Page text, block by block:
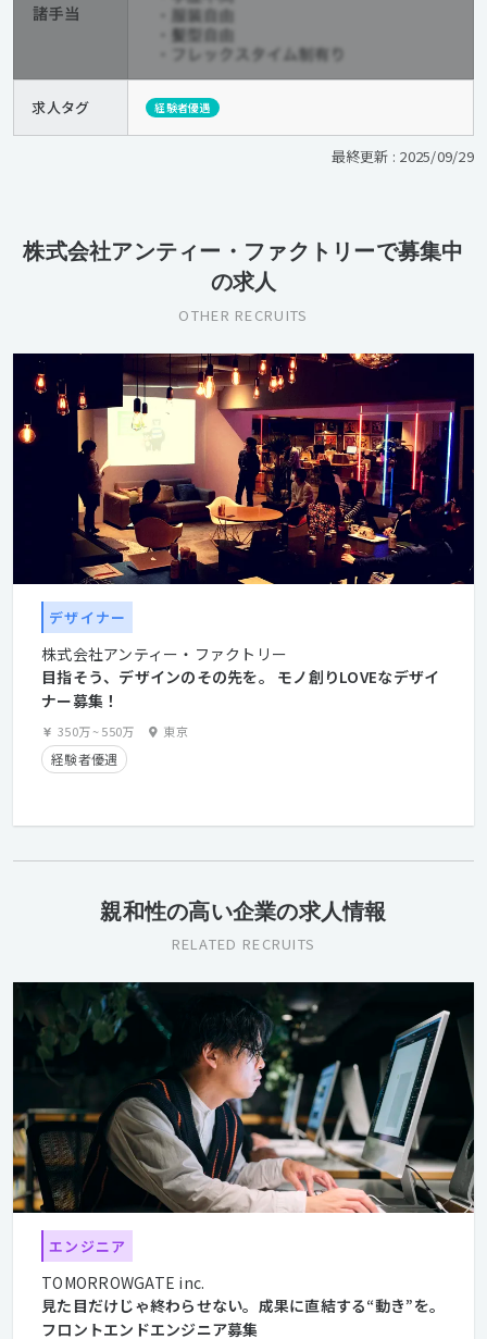
求人タグ 経験者優遇
最終更新 : 2025/09/29
株式会社アンティー・ファクトリーで募集中
の求人
OTHER RECRUITS
デザイナー
株式会社アンティー・ファクトリー
目指そう、デザインのその先を。 モノ創りLOVEなデザイ
ナー募集！
350万~550万 東京
経験者優遇
親和性の高い企業の求人情報
RELATED RECRUITS
エンジニア
TOMORROWGATE inc.
見た目だけじゃ終わらせない。成果に直結する“動き”を。
フロントエンドエンジニア募集